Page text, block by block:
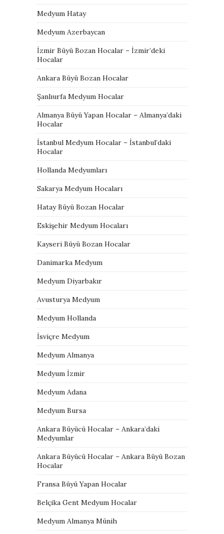
Medyum Hatay
Medyum Azerbaycan
İzmir Büyü Bozan Hocalar – İzmir’deki
Hocalar
Ankara Büyü Bozan Hocalar
Şanlıurfa Medyum Hocalar
Almanya Büyü Yapan Hocalar – Almanya’daki
Hocalar
İstanbul Medyum Hocalar – İstanbul’daki
Hocalar
Hollanda Medyumları
Sakarya Medyum Hocaları
Hatay Büyü Bozan Hocalar
Eskişehir Medyum Hocaları
Kayseri Büyü Bozan Hocalar
Danimarka Medyum
Medyum Diyarbakır
Avusturya Medyum
Medyum Hollanda
İsviçre Medyum
Medyum Almanya
Medyum İzmir
Medyum Adana
Medyum Bursa
Ankara Büyücü Hocalar – Ankara’daki
Medyumlar
Ankara Büyücü Hocalar – Ankara Büyü Bozan
Hocalar
Fransa Büyü Yapan Hocalar
Belçika Gent Medyum Hocalar
Medyum Almanya Münih